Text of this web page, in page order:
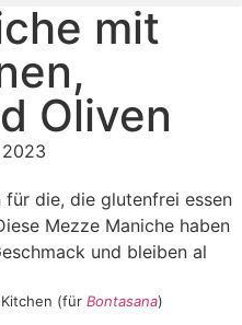
mit
Oliven
2023
für die, die glutenfrei essen
Mezze Maniche haben
und bleiben al
Kitchen (für Bontasana)